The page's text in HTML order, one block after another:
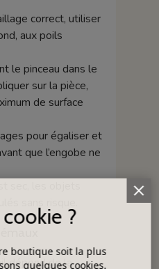
correct, utiliser
aux poils
le pinceau dans le
sur la pièce,
de surface
pour égaliser et
que l’engobe ne
dépend de la
?
boutique soit la plus
quelques cookies.